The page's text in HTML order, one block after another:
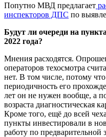
Попутно МВД предлагает
инспекторов ДПС по
Будут ли очереди на
2022 года?
Мнения расходятся.
операторов техосмотра
нет. В том числе, потому
периодичность его
лет он не нужен вообще, а
возраста диагностическая
Кроме того, ещё до всей
пункты инвестировали в
работу по предварительной